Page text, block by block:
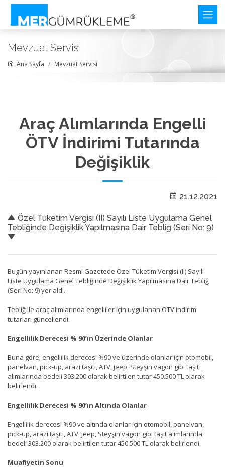
Mevzuat Servisi
Ana Sayfa Mevzuat Servisi
Araç Alımlarında Engelli
ÖTV İndirimi Tutarında
Değişiklik
21.12.2021
Özel Tüketim Vergisi (II) Sayılı Liste Uygulama Genel
Tebliğinde Değişiklik Yapılmasına Dair Tebliğ (Seri No: 9)
Bugün yayınlanan Resmi Gazetede Özel Tüketim Vergisi (II) Sayılı
Liste Uygulama Genel Tebliğinde Değişiklik Yapılmasına Dair Tebliğ
(Seri No: 9) yer aldı.
Tebliğ ile araç alımlarında engelliler için uygulanan ÖTV indirim
tutarları güncellendi.
Engellilik Derecesi % 90’ın Üzerinde Olanlar
Buna göre; engellilik derecesi %90 ve üzerinde olanlar için otomobil,
panelvan, pick-up, arazi taşıtı, ATV, jeep, Steyşın vagon gibi taşıt
alımlarında bedeli 303.200 olarak belirtilen tutar 450.500 TL olarak
belirlendi.
Engellilik Derecesi % 90’ın Altında Olanlar
Engellilik derecesi %90 ve altında olanlar için otomobil, panelvan,
pick-up, arazi taşıtı, ATV, jeep, Steyşın vagon gibi taşıt alımlarında
bedeli 303.200 olarak belirtilen tutar 450.500 TL olarak belirlendi.
Muafiyetin Sonu